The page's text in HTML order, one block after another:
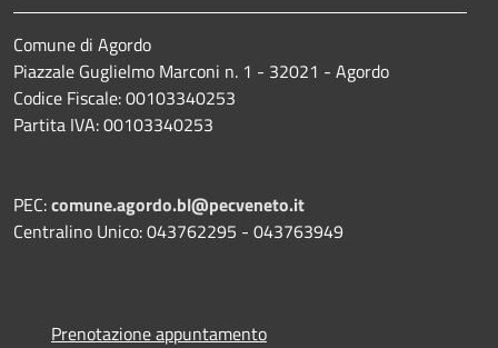
Comune di Agordo
Piazzale Guglielmo Marconi n. 1 - 32021 - Agordo
Codice Fiscale: 00103340253
Partita IVA: 00103340253
PEC:comune.agordo.bl@pecveneto.it
Centralino Unico: 043762295 - 043763949
Prenotazione appuntamento